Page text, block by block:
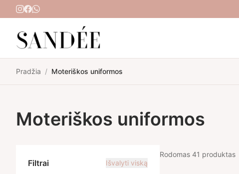
Pereiti prie turinio
Pradžia / Moteriškos uniformos
Moteriškos uniformos
Filtrai Išvalyti viską
Rodomas 41 produktas